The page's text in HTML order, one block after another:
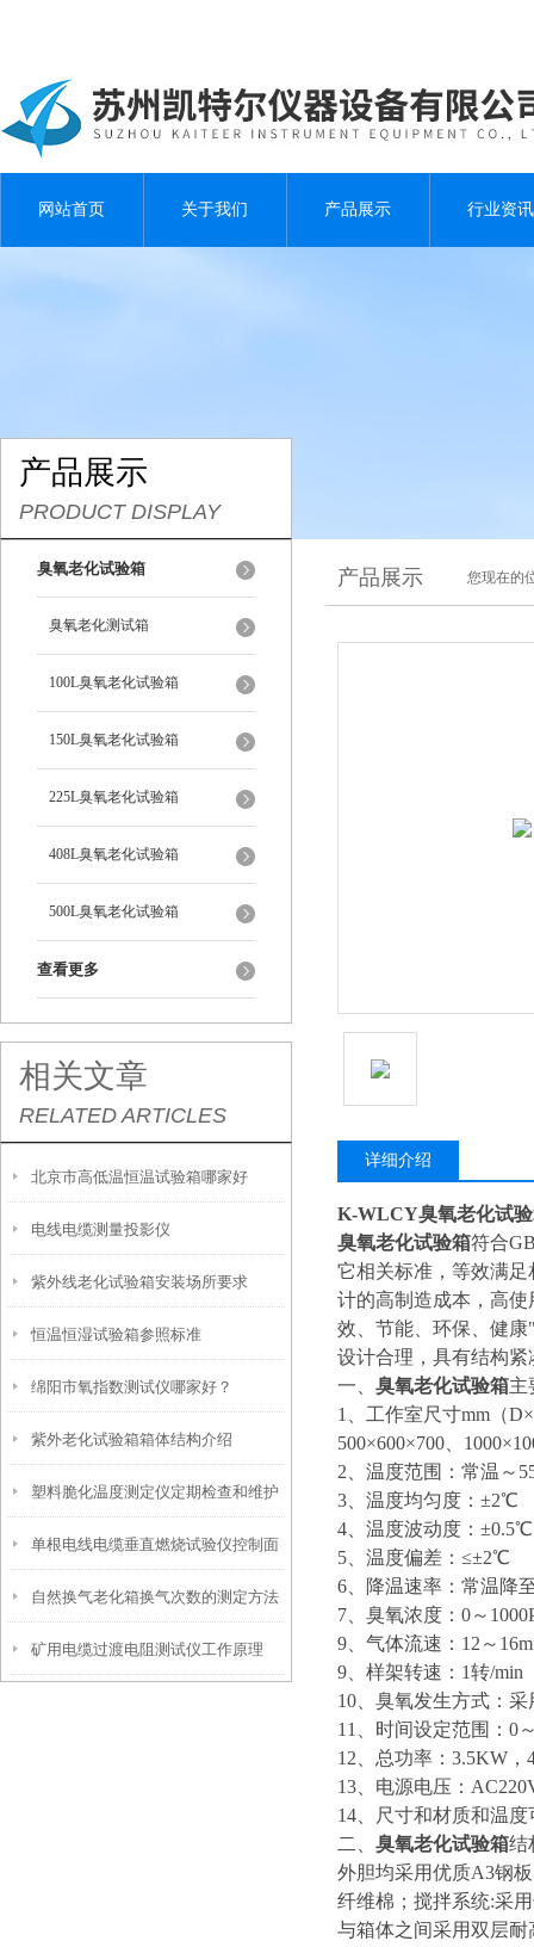
网站首页 关于我们 产品展示 行业资讯
产品展示
PRODUCT DISPLAY
臭氧老化试验箱
臭氧老化测试箱
100L臭氧老化试验箱
150L臭氧老化试验箱
225L臭氧老化试验箱
408L臭氧老化试验箱
500L臭氧老化试验箱
查看更多
相关文章
RELATED ARTICLES
北京市高低温恒温试验箱哪家好
电线电缆测量投影仪
紫外线老化试验箱安装场所要求
恒温恒湿试验箱参照标准
绵阳市氧指数测试仪哪家好？
紫外老化试验箱箱体结构介绍
塑料脆化温度测定仪定期检查和维护
的重要性
单根电线电缆垂直燃烧试验仪控制面
板
自然换气老化箱换气次数的测定方法
如下
矿用电缆过渡电阻测试仪工作原理
产品展示 您现在的
详细介绍
K-WLCY臭氧老化试
臭氧老化试验箱符合
它相关标准，等效满
计的高制造成本，高
效、节能、环保、健
设计合理，具有结构
一、 臭氧老化试验箱主
1、工作室尺寸mm（
500×600×700、
2、温度范围：常温
3、温度均匀度：±2℃
4、温度波动度：
5、温度偏差：≤±2℃
6、降温速率：常温降
7、臭氧浓度：0～
9、气体流速：12～
9、样架转速：1转/min
10、臭氧发生方式：
11、时间设定范围：0
12、总功率：3.5KW
13、电源电压：
14、尺寸和材质和温
二、 臭氧老化试验箱结
外胆均采用优质A3钢
纤维棉；搅拌系统:采
与箱体之间采用双层